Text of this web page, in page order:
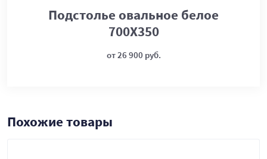
Подстолье овальное белое
700Х350
от 26 900 руб.
Похожие товары